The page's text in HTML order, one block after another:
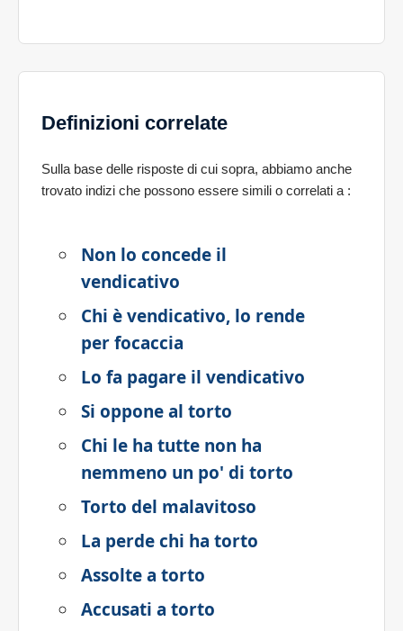
Definizioni correlate
Sulla base delle risposte di cui sopra, abbiamo anche
trovato indizi che possono essere simili o correlati a :
Non lo concede il
vendicativo
Chi è vendicativo, lo rende
per focaccia
Lo fa pagare il vendicativo
Si oppone al torto
Chi le ha tutte non ha
nemmeno un po' di torto
Torto del malavitoso
La perde chi ha torto
Assolte a torto
Accusati a torto